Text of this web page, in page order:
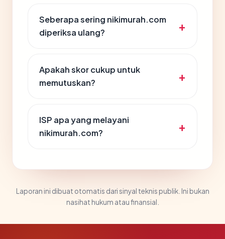
Seberapa sering nikimurah.com
diperiksa ulang?
Apakah skor cukup untuk
memutuskan?
ISP apa yang melayani
nikimurah.com?
Laporan ini dibuat otomatis dari sinyal teknis publik. Ini bukan
nasihat hukum atau finansial.